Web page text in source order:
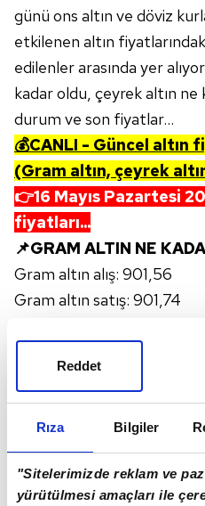
Rıza Bilgiler
"Sitelerimizde reklam ve
yürütülmesi amaçları ile
Reddet
günü ons altın ve döviz
etkilenen altın
edilenler arasında yer
kadar oldu, çeyrek altın ne
durum ve son fiyatlar...
💰CANLI - Güncel altın
(Gram altın, çeyrek
👉16 Mayıs Pazartesi
fiyatları...
📌GRAM ALTIN NE
Gram altın alış: 901,56
Gram altın satış: 901,74
Çeyrek altın satış: 1.513,00